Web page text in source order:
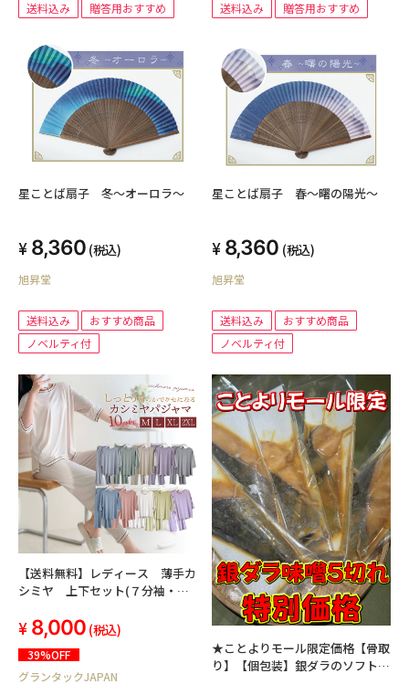
送料込み 贈答用おすすめ 送料込み 贈答用おすすめ
星ことば扇子 冬～オーロラ～
8,360 (税込)
旭昇堂
送料込み
おすすめ商品
ノベルティ付
星ことば扇子 春～曙の陽光～
8,360 (税込)
旭昇堂
送料込み
おすすめ商品
ノベルティ付
【送料無料】レディース 薄手カ
シミヤ 上下セット(７分袖・パ
高級カシミア
8,000 (税込)
39%OFF
グランタックJAPAN
★ことよりモール限定価格【骨取
り】【個包装】銀ダラのソフト干